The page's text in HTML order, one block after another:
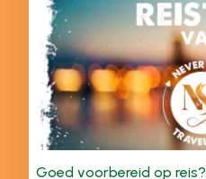
Goed voorbereid op reis?